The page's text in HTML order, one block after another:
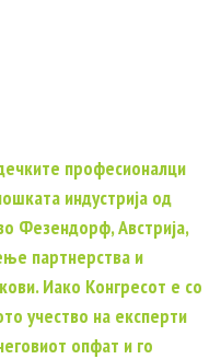
професионалци
индустрија од
Фезендорф, Австрија,
партнерства и
Иако Конгресот е со
учество на експерти
опфат и го